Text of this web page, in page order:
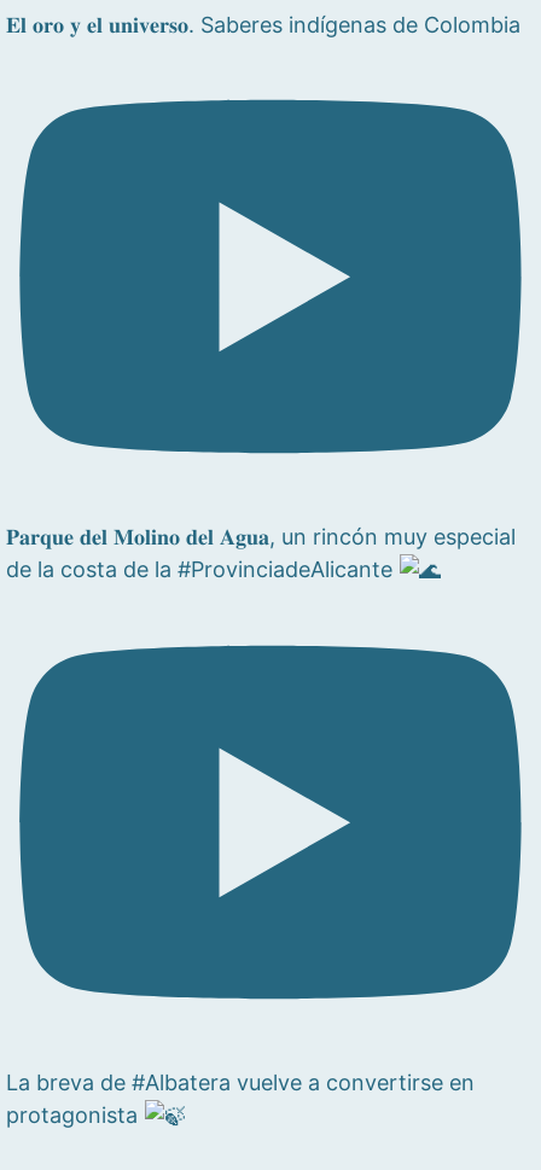
𝐄𝐥 𝐨𝐫𝐨 𝐲 𝐞𝐥 𝐮𝐧𝐢𝐯𝐞𝐫𝐬𝐨. Saberes indígenas de Colombia
𝐏𝐚𝐫𝐪𝐮𝐞 𝐝𝐞𝐥 𝐌𝐨𝐥𝐢𝐧𝐨 𝐝𝐞𝐥 𝐀𝐠𝐮𝐚, un rincón muy especial
de la costa de la #ProvinciadeAlicante
La breva de #Albatera vuelve a convertirse en
protagonista